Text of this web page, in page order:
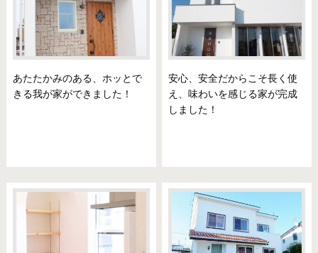
あたたかみのある、ホッとで
きる我が家ができました！
安心、安全だからこそ長く使
え、味わいを感じる家が完成
しました！